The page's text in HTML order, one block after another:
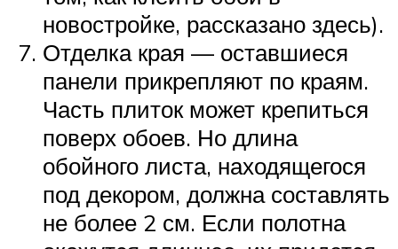
новостройке, рассказано здесь).
Отделка края — оставшиеся
панели прикрепляют по краям.
Часть плиток может крепиться
поверх обоев. Но длина
обойного листа, находящегося
под декором, должна составлять
не более 2 см. Если полотна